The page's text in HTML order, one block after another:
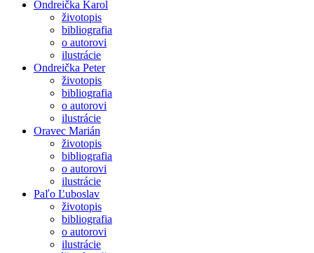
Ondreička Karol
životopis
bibliografia
o autorovi
ilustrácie
Ondreička Peter
životopis
bibliografia
o autorovi
ilustrácie
Oravec Marián
životopis
bibliografia
o autorovi
ilustrácie
Paľo Ľuboslav
životopis
bibliografia
o autorovi
ilustrácie